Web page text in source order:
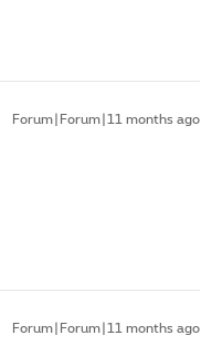
Forum|Forum|11 months ago
Forum|Forum|11 months ago